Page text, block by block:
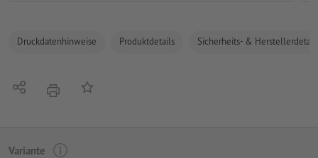
Druckdatenhinweise Produktdetails Sicherheits- &
Teilen DruckenAuf die Merkliste
Variante